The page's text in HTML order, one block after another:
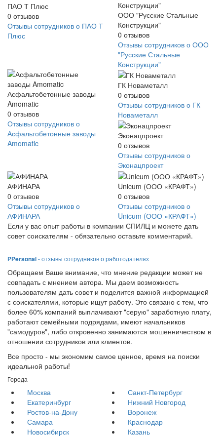
ПАО Т Плюс
0 отзывов
Отзывы сотрудников о ПАО Т
Плюс
ООО "Русские Стальные
Конструкции"
0 отзывов
Отзывы сотрудников о ООО
"Русские Стальные
Конструкции"
Асфальтобетонные заводы
Amomatic
0 отзывов
Отзывы сотрудников о
Асфальтобетонные заводы
Amomatic
ГК Новаметалл
0 отзывов
Отзывы сотрудников о ГК
Новаметалл
Эконацпроект
0 отзывов
Отзывы сотрудников о
Эконацпроект
АФИНАРА
0 отзывов
Отзывы сотрудников о
АФИНАРА
Unicum (ООО «КРАФТ»)
0 отзывов
Отзывы сотрудников о
Unicum (ООО «КРАФТ»)
Если у вас опыт работы в компании СПИЛЦ и можете дать
совет соискателям - обязательно оставьте комментарий.
PPersonal- отзывы сотрудников о работодателях
Обращаем Ваше внимание, что мнение редакции может не
совпадать с мнением автора. Мы даем возможность
пользователям дать совет и поделится важной информацией
с соискателями, которые ищут работу. Это связано с тем, что
более 60% компаний выплачивают "серую" заработную плату,
работают семейными подрядами, имеют начальников
"самодуров", либо откровенно занимаются мошенничеством в
отношении сотрудников или клиентов.
Все просто - мы экономим самое ценное, время на поиски
идеальной работы!
Города
Москва
Санкт-Петербург
Екатеринбург
Нижний Новгород
Ростов-на-Дону
Воронеж
Самара
Краснодар
Новосибирск
Казань